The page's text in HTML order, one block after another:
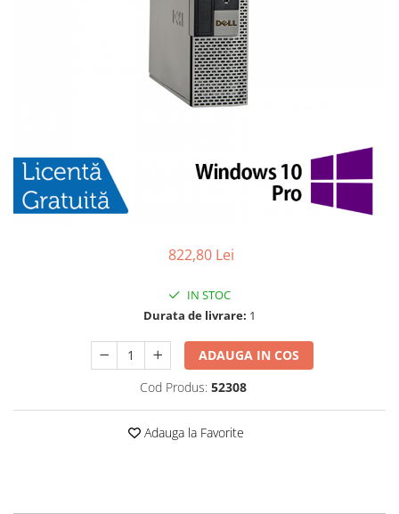
822,80 Lei
IN STOC
Durata de livrare: 1
ADAUGA IN COS
Cod Produs: 52308
Adauga la Favorite